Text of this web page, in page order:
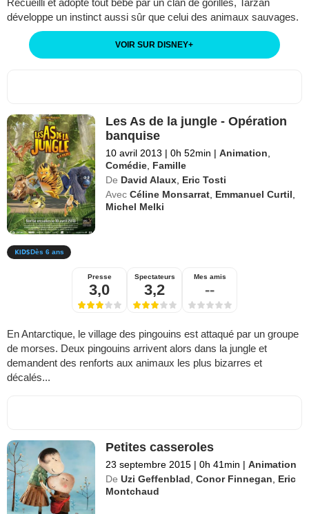
développe un instinct aussi sûr que celui des animaux sauvages.
VOIR SUR DISNEY+
Les As de la jungle - Opération
banquise
10 avril 2013 | 0h 52min | Animation
Comédie Famille
De David Alaux Eric Tosti
Avec Céline Monsarrat Emmanuel Curtil
Michel Melki
Dès 6 ans
Presse
3,0
Spectateurs
3,2
Mes amis
--
En Antarctique, le village des pingouins est attaqué par un groupe
de morses. Deux pingouins arrivent alors dans la jungle et
demandent des renforts aux animaux les plus bizarres et
décalés...
Petites casseroles
23 septembre 2015 | 0h 41min | Animation
De Uzi Geffenblad ,Conor Finnegan
Eric
Montchaud